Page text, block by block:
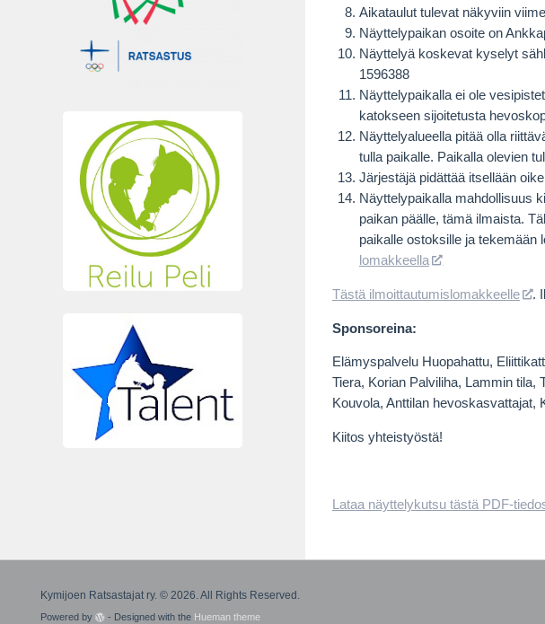
Aikataulut tulevat näkyviin
Näyttelypaikan osoite on
Näyttelyä koskevat kyselyt
1596388
Näyttelypaikalla ei ole
katokseen sijoitetusta
Näyttelyalueella pitää olla
tulla paikalle. Paikalla olevien
Järjestäjä pidättää itsellään
Näyttelypaikalla mahdollisuus
paikan päälle, tämä ilmaista.
paikalle ostoksille ja tekemään
lomakkeella
Tästä ilmoittautumislomakkeelle .
Sponsoreina:
Elämyspalvelu Huopahattu,
Tiera, Korian Palviliha, Lammin tila,
Kouvola, Anttilan hevoskasvattajat,
Kiitos yhteistyöstä!
Lataa näyttelykutsu tästä PDF-
Kymijoen Ratsastajat ry. © 2026. All Rights Reserved.
Powered by - Designed with the Hueman theme